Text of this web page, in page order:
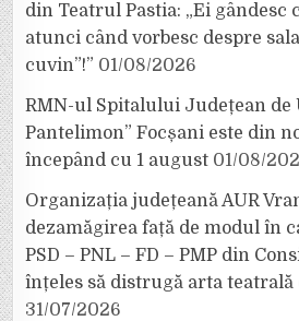
din Teatrul Pastia: „Ei gândesc
atunci când vorbesc despre
cuvin”!” 01/08/2026
RMN-ul Spitalului Județean de
Pantelimon” Focșani este din
începând cu 1 august 01/08/
Organizația județeană AUR
dezamăgirea față de modul în
PSD – PNL – FD – PMP din
înțeles să distrugă arta teatrală
31/07/2026